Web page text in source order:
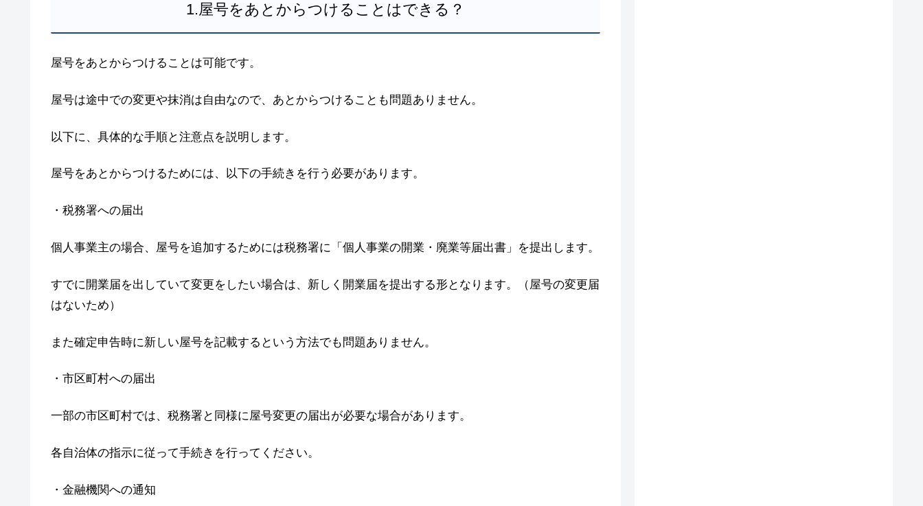
1.屋号をあとからつけることはできる？
屋号をあとからつけることは可能です。
屋号は途中での変更や抹消は自由なので、あとからつけることも問題ありません。
以下に、具体的な手順と注意点を説明します。
屋号をあとからつけるためには、以下の手続きを行う必要があります。
・税務署への届出
個人事業主の場合、屋号を追加するためには税務署に「個人事業の開業・廃業等届出書」を提出します。
すでに開業届を出していて変更をしたい場合は、新しく開業届を提出する形となります。（屋号の変更届
はないため）
また確定申告時に新しい屋号を記載するという方法でも問題ありません。
・市区町村への届出
一部の市区町村では、税務署と同様に屋号変更の届出が必要な場合があります。
各自治体の指示に従って手続きを行ってください。
・金融機関への通知